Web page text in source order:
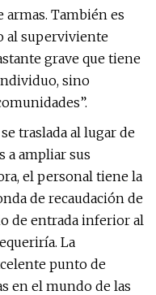
También es
al superviviente
grave que tiene
sino
traslada al lugar de
a ampliar sus
el personal tiene la
de recaudación de
de entrada inferior al
La
punto de
en el mundo de las